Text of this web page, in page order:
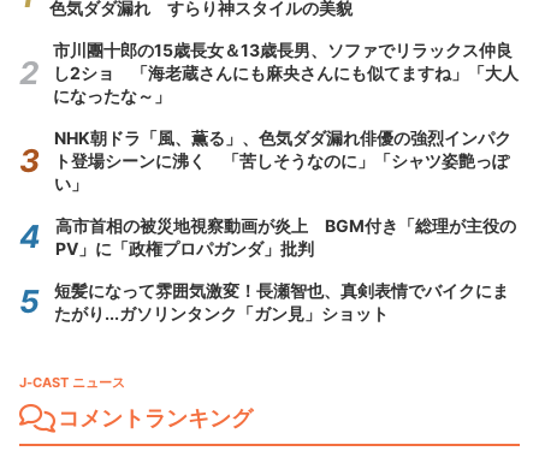
色気ダダ漏れ すらり神スタイルの美貌
市川團十郎の15歳長女＆13歳長男、ソファでリラックス仲良
し2ショ 「海老蔵さんにも麻央さんにも似てますね」「大人
になったな～」
NHK朝ドラ「風、薫る」、色気ダダ漏れ俳優の強烈インパク
ト登場シーンに沸く 「苦しそうなのに」「シャツ姿艶っぽ
い」
高市首相の被災地視察動画が炎上 BGM付き「総理が主役の
PV」に「政権プロパガンダ」批判
短髪になって雰囲気激変！長瀬智也、真剣表情でバイクにま
たがり...ガソリンタンク「ガン見」ショット
J-CAST ニュース
コメントランキング